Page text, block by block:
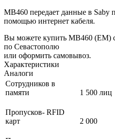
MB460 передает данные в Saby
помощью интернет кабеля.
Вы можете купить MB460 (EM)
по Севастополю
или оформить самовывоз.
Характеристики
Аналоги
Сотрудников в
памяти
1 500 лиц
Пропусков- RFID
карт
2 000